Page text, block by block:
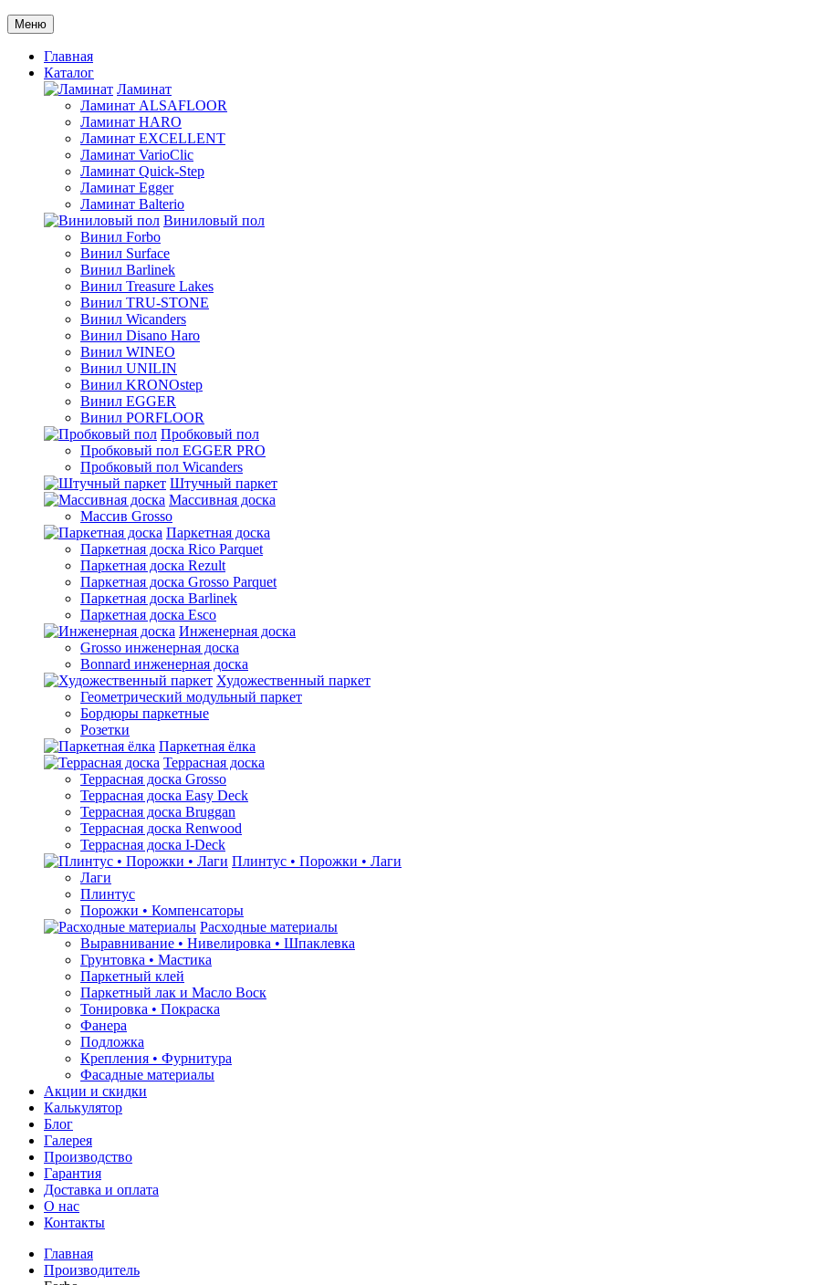
Меню
Главная
Каталог
Ламинат
Ламинат ALSAFLOOR
Ламинат HARO
Ламинат EXCELLENT
Ламинат VarioClic
Ламинат Quick-Step
Ламинат Egger
Ламинат Balterio
Виниловый пол
Винил Forbo
Винил Surface
Винил Barlinek
Винил Treasure Lakes
Винил TRU-STONE
Винил Wicanders
Винил Disano Haro
Винил WINEO
Винил UNILIN
Винил KRONOstep
Винил EGGER
Винил PORFLOOR
Пробковый пол
Пробковый пол EGGER PRO
Пробковый пол Wicanders
Штучный паркет
Массивная доска
Массив Grosso
Паркетная доска
Паркетная доска Rico Parquet
Паркетная доска Rezult
Паркетная доска Grosso Parquet
Паркетная доска Barlinek
Паркетная доска Esco
Инженерная доска
Grosso инженерная доска
Bonnard инженерная доска
Художественный паркет
Геометрический модульный паркет
Бордюры паркетные
Розетки
Паркетная ёлка
Террасная доска
Террасная доска Grosso
Террасная доска Easy Deck
Террасная доска Bruggan
Террасная доска Renwood
Террасная доска I-Deck
Плинтус • Порожки • Лаги
Лаги
Плинтус
Порожки • Компенсаторы
Расходные материалы
Выравнивание • Нивелировка • Шпаклевка
Грунтовкa • Мастика
Паркетный клей
Паркетный лак и Масло Воск
Тонировка • Покраска
Фанера
Подложка
Крепления • Фурнитура
Фасадные материалы
Акции и скидки
Калькулятор
Блог
Галерея
Производство
Гарантия
Доставка и оплата
О нас
Контакты
Главная
Производитель